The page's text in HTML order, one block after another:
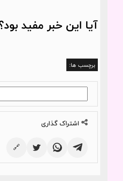
آیا این خبر مفید
برچسب ها:
اشتراک گذاری
🔗